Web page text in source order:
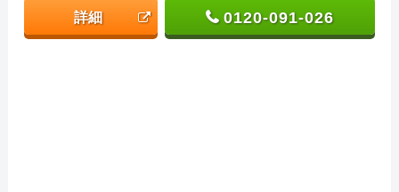
詳細 0120-091-026